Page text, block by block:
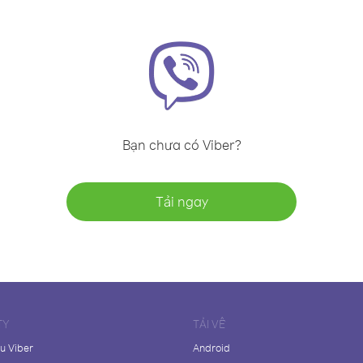
Bạn chưa có Viber?
Tải ngay
Viber
TẢI VỀ
Android